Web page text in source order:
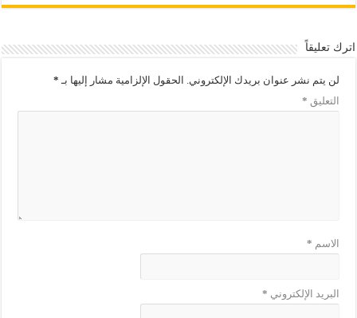
اترك تعليقاً
لن يتم نشر عنوان بريدك الإلكتروني. الحقول الإلزامية مشار إليها بـ *
التعليق *
الاسم *
البريد الإلكتروني *